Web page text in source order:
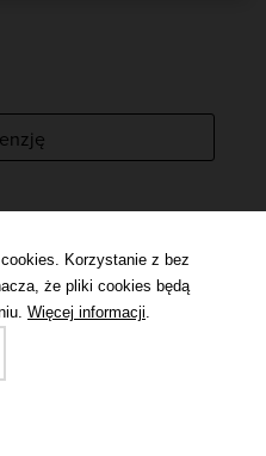
Korzystanie z bez
że pliki cookies będą
Więcej informacji